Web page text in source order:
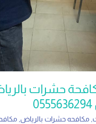
حشرات
,مكافحه حشرات بالرياض,